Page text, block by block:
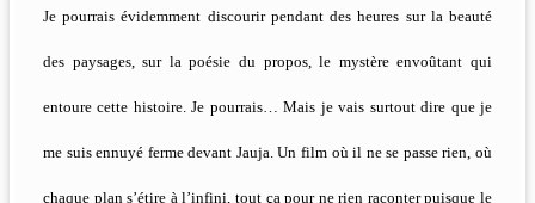
Je pourrais évidemment discourir pendant des heures sur la beauté
des paysages, sur la poésie du propos, le mystère envoûtant qui
entoure cette histoire. Je pourrais… Mais je vais surtout dire que je
me suis ennuyé ferme devant Jauja. Un film où il ne se passe rien, où
chaque plan s’étire à l’infini, tout ça pour ne rien raconter puisque le